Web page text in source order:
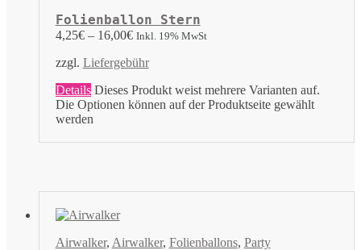
Folienballon Stern
4,25€– 16,00€ Inkl. 19% MwSt
zzgl. Liefergebühr
Details Dieses Produkt weist mehrere Varianten auf.
Die Optionen können auf der Produktseite gewählt
werden
Airwalker, Airwalker, Folienballons, Party